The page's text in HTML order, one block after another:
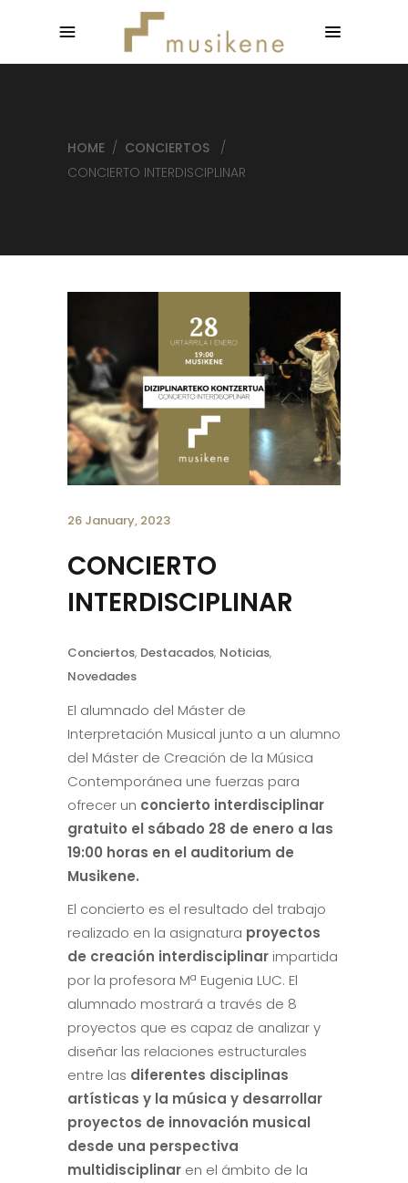
HOME / CONCIERTOS
/
CONCIERTO INTERDISCIPLINAR
26 January, 2023
CONCIERTO
INTERDISCIPLINAR
Conciertos, Destacados, Noticias,
Novedades
El alumnado del Máster de
Interpretación Musical junto a un alumno
del Máster de Creación de la Música
Contemporánea une fuerzas para
ofrecer un concierto interdisciplinar
gratuito el sábado 28 de enero a las
19:00 horas en el auditorium de
Musikene.
El concierto es el resultado del trabajo
realizado en la asignatura proyectos
de creación interdisciplinar impartida
por la profesora Mª Eugenia LUC. El
alumnado mostrará a través de 8
proyectos que es capaz de analizar y
diseñar las relaciones estructurales
entre las diferentes disciplinas
artísticas y la música y desarrollar
proyectos de innovación musical
desde una perspectiva
multidisciplinar en el ámbito de la